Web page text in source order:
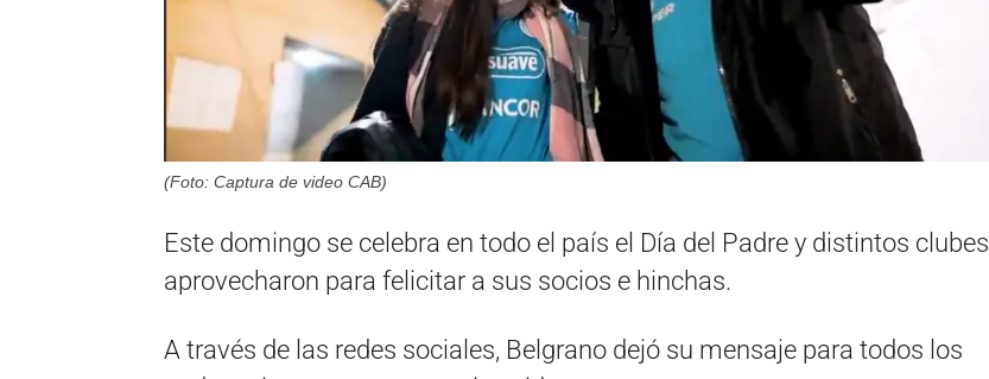
(Foto: Captura de video CAB)
Este domingo se celebra en todo el país el Día del Padre y distintos clubes
aprovecharon para felicitar a sus socios e hinchas.
A través de las redes sociales, Belgrano dejó su mensaje para todos los